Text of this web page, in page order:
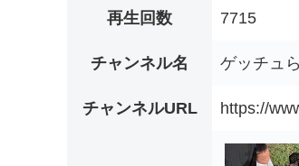
再生回数 7715
チャンネル名 ゲッチュ
チャンネルURL https://